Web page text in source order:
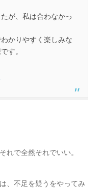
が、私は合わなかっ
かりやすく楽しみな
す。
れで全然それでいい。
、不足を疑うをやってみ